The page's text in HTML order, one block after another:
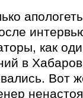
как
в
Вот